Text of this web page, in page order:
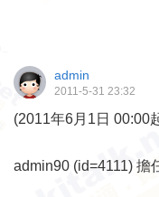
admin
2011-5-31 23:32
(2011年6月1日 00:00
admin90 (id=4111) 擔